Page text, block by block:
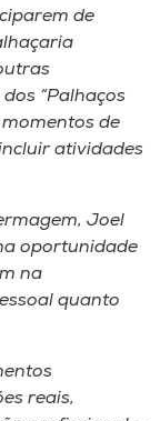
de
“Palhaços
de
atividades
Joel
oportunidade
na
quanto
reais,